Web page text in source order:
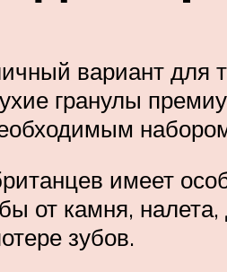
вариант для
гранулы
имеет
от камня,
зубов.